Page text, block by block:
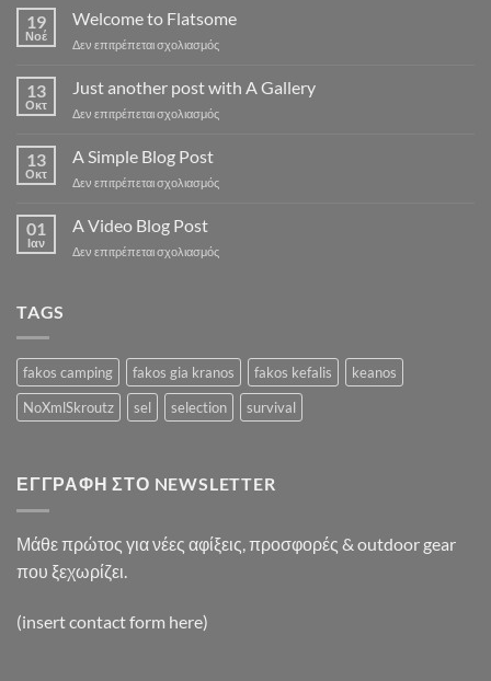
19
Νοέ
Welcome to Flatsome
Δεν επιτρέπεται σχολιασμόςστο
to
Flatsome
13
Οκτ
Just another post with A Gallery
Δεν επιτρέπεται σχολιασμόςστο
with
13
Οκτ
A Simple Blog Post
Δεν επιτρέπεται σχολιασμόςστο
Post
01
Ιαν
A Video Blog Post
Δεν επιτρέπεται σχολιασμόςστο
TAGS
fakos camping fakos gia kranos fakos kefalis
keanos
NoXmlSkroutz
sel selection survival
ΕΓΓΡΑΦΉ ΣΤΟ NEWSLETTER
Μάθε πρώτος για νέες αφίξεις, προσφορές & outdoor gear
που ξεχωρίζει.
(insert contact form here)